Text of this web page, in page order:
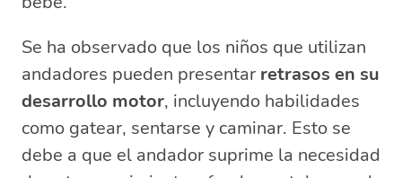
Se ha observado que los niños que utilizan
andadores pueden presentar retrasos en su
desarrollo motor, incluyendo habilidades
como gatear, sentarse y caminar. Esto se
debe a que el andador suprime la necesidad